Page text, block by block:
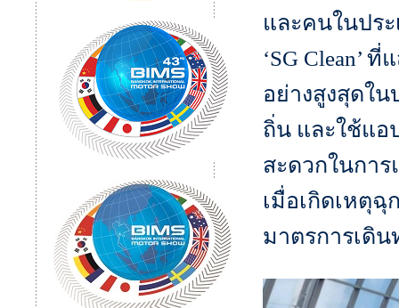
และคนในปร
‘SG Clean’
อย่างสูงสุดใ
ถิ่น และใช้แอ
สะดวกในกา
เมื่อเกิดเหตุ
มาตรการเดิน